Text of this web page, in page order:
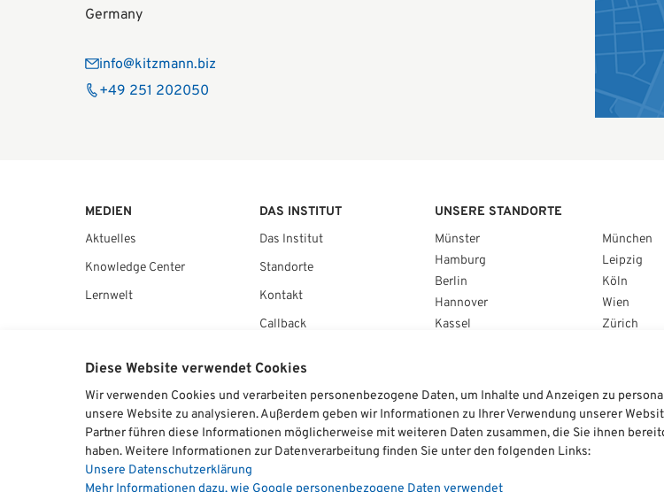
Germany
info@kitzmann.biz
+49 251 202050
MEDIEN
Aktuelles
Knowledge Center
Lernwelt
DAS INSTITUT
Das Institut
Standorte
Kontakt
Callback
UNSERE STANDORTE
Münster
Hamburg
Berlin
Hannover
Kassel
Stuttgart
Nürnberg
München
Leipzig
Köln
Wien
Zürich
Diese Website verwendet Cookies
Wir verwenden Cookies und verarbeiten personenbezogene Daten, um Inhalte und Anzeigen zu
unsere Website zu analysieren. Außerdem geben wir Informationen zu Ihrer Verwendung unserer
Partner führen diese Informationen möglicherweise mit weiteren Daten zusammen, die Sie ihnen
haben. Weitere Informationen zur Datenverarbeitung finden Sie unter den folgenden Links:
Unsere Datenschutzerklärung
Mehr Informationen dazu, wie Google personenbezogene Daten verwendet